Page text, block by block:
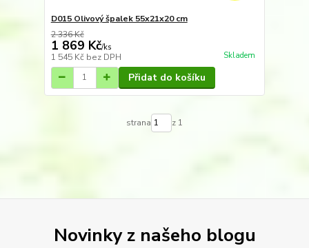
D015 Olivový špalek 55x21x20 cm
2 336 Kč
1 869 Kč/ks
1 545 Kč bez DPH Skladem
Přidat do košíku
strana z 1
Novinky z našeho blogu